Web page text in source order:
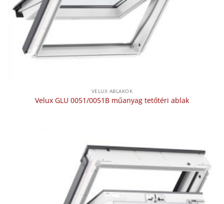
VELUX ABLAKOK
Velux GLU 0051/0051B műanyag tetőtéri ablak